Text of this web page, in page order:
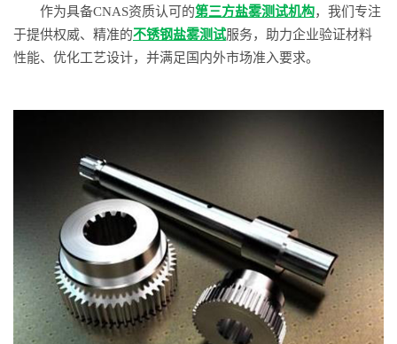
作为具备CNAS资质认可的第三方盐雾测试机构，我们专注
于提供权威、精准的不锈钢盐雾测试服务，助力企业验证材料
性能、优化工艺设计，并满足国内外市场准入要求。